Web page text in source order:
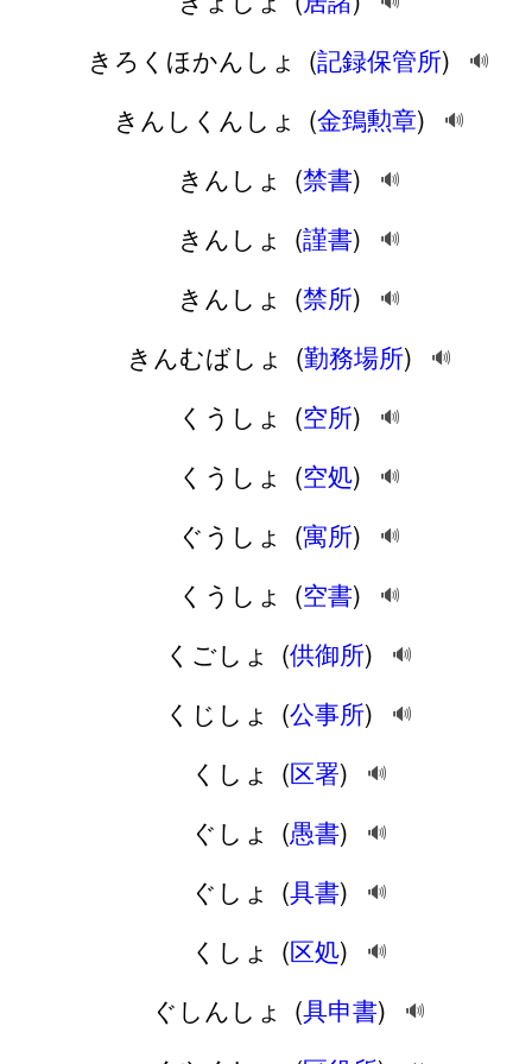
きろくほかんしょ (記録保管所) 🔊
きんしくんしょ (金鵄勲章) 🔊
きんしょ (禁書) 🔊
きんしょ (謹書) 🔊
きんしょ (禁所) 🔊
きんむばしょ (勤務場所) 🔊
くうしょ (空所) 🔊
くうしょ (空処) 🔊
ぐうしょ (寓所) 🔊
くうしょ (空書) 🔊
くごしょ (供御所) 🔊
くじしょ (公事所) 🔊
くしょ (区署) 🔊
ぐしょ (愚書) 🔊
ぐしょ (具書) 🔊
くしょ (区処) 🔊
ぐしんしょ (具申書) 🔊